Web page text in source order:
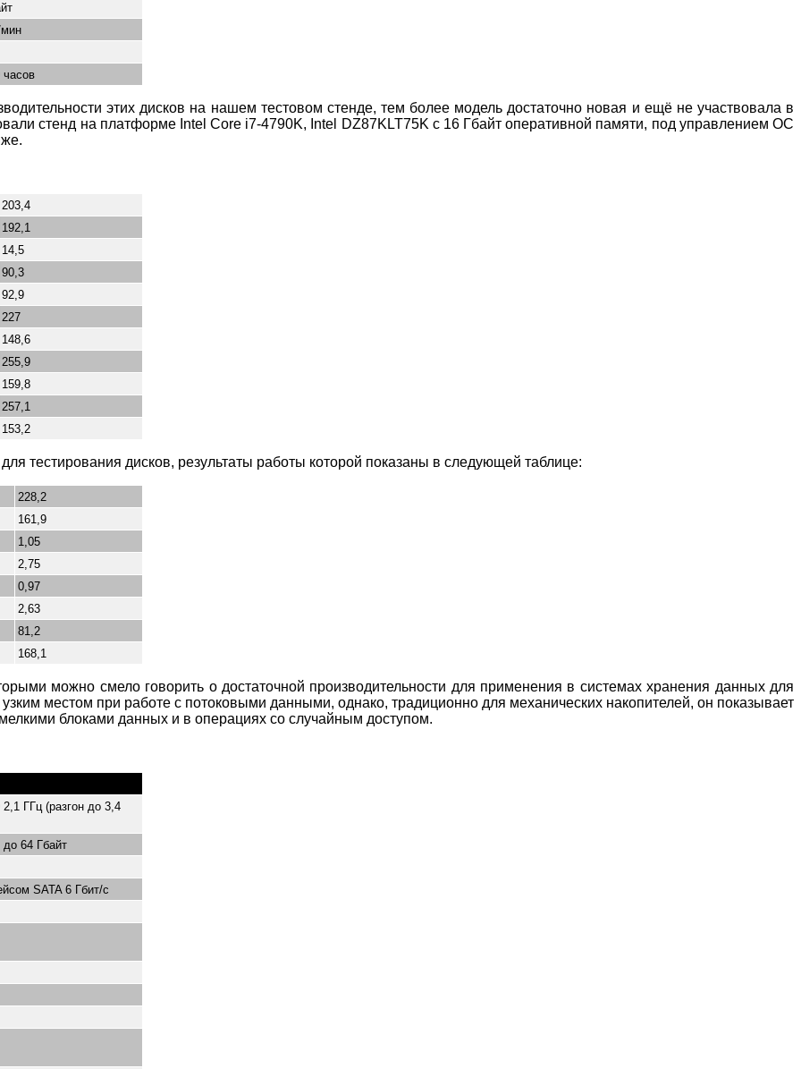
часов
этих дисков на нашем тестовом стенде, тем более модель достаточно новая и ещё не участвовала в
стенд на платформе Intel Core i7-4790K, Intel DZ87KLT75K c 16 Гбайт оперативной памяти, под управлением ОС
203,4
192,1
14,5
90,3
92,9
227
148,6
255,9
159,8
257,1
153,2
тестирования дисков, результаты работы которой показаны в следующей таблице:
228,2
161,9
1,05
2,75
0,97
2,63
81,2
168,1
можно смело говорить о достаточной производительности для применения в системах хранения данных для
местом при работе с потоковыми данными, однако, традиционно для механических накопителей, он показывает
блоками данных и в операциях со случайным доступом.
ГГц (разгон до 3,4
64 Гбайт
SATA 6 Гбит/c